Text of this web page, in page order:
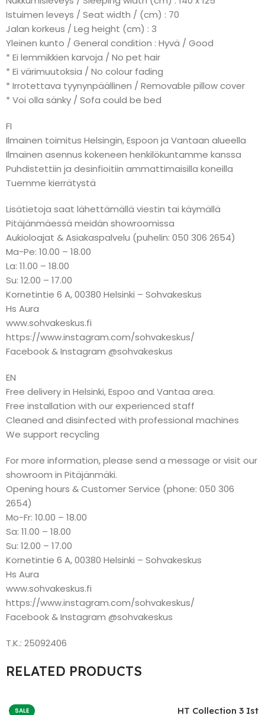
Istuimen leveys / Seat width / (cm) : 70
Jalan korkeus / Leg height (cm) : 3
Yleinen kunto / General condition : Hyvä / Good
* Ei lemmikkien karvoja / No pet hair
* Ei värimuutoksia / No colour fading
* Irrotettava tyynynpäällinen / Removable pillow cover
* Voi olla sänky / Sofa could be bed
FI
Ilmainen toimitus Helsingin, Espoon ja Vantaan alueella
Ilmainen asennus kokeneen henkilökuntamme kanssa
Puhdistettiin ja desinfioitiin ammattimaisilla koneilla
Tuemme kierrätystä
Lisätietoja saat lähettämällä viestin tai käymällä
Pitäjänmäessä meidän showroomissa
Aukioloajat & Asiakaspalvelu (puhelin: 050 306 2654)
Ma-Pe: 10.00 – 18.00
La: 11.00 – 18.00
Su: 12.00 – 17.00
Kornetintie 6 A, 00380 Helsinki – Sohvakeskus
Hs Aura
www.sohvakeskus.fi
https://www.instagram.com/sohvakeskus/
Facebook & Instagram @sohvakeskus
EN
Free delivery in Helsinki, Espoo and Vantaa area.
Free installation with our experienced staff
Cleaned and disinfected with professional machines
We support recycling
For more information, please send a message or visit our
showroom in Pitäjänmäki.
Opening hours & Customer Service (phone: 050 306
2654)
Mo-Fr: 10.00 – 18.00
Sa: 11.00 – 18.00
Su: 12.00 – 17.00
Kornetintie 6 A, 00380 Helsinki – Sohvakeskus
Hs Aura
www.sohvakeskus.fi
https://www.instagram.com/sohvakeskus/
Facebook & Instagram @sohvakeskus
T.K.: 25092406
RELATED PRODUCTS
SALE HT Collection 3